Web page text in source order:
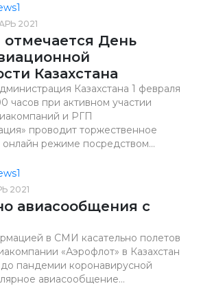
2021
отмечается День
Казахстана
Казахстана 1 февраля
часов при активном участии
и РГП
проводит торжественное
режиме посредством...
2021
авиасообщения с
в СМИ касательно полетов
«Аэрофлот» в Казахстан
пандемии коронавирусной
авиасообщение...